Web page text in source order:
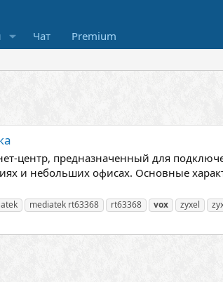
Чат Premium
центр, предназначенный для
и небольших офисах. Основные
mediatek rt63368 rt63368 vox zyxel